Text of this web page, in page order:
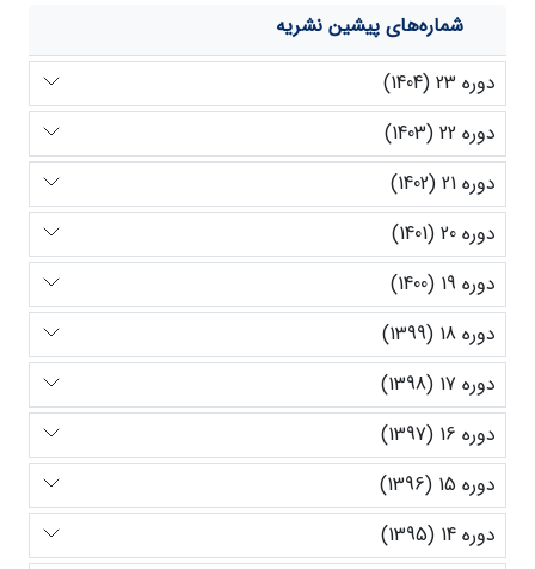
شماره‌های پیشین نشریه
دوره 23 (1404)
دوره 22 (1403)
دوره 21 (1402)
دوره 20 (1401)
دوره 19 (1400)
دوره 18 (1399)
دوره 17 (1398)
دوره 16 (1397)
دوره 15 (1396)
دوره 14 (1395)